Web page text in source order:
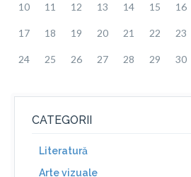
10 11 12 13 14 15 16
17 18 19 20 21 22 23
24 25 26 27 28 29 30
CATEGORII
Literatură
Arte vizuale